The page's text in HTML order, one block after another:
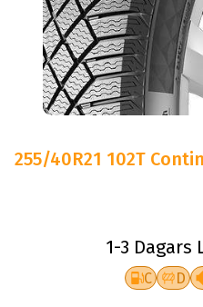
255/40R21 102T
1-3 Dagars
C D